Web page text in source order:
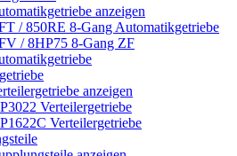
anzeigen
/ 850RE 8-Gang Automatikgetriebe
/ 8HP75 8-Gang ZF
anzeigen
Verteilergetriebe
Verteilergetriebe